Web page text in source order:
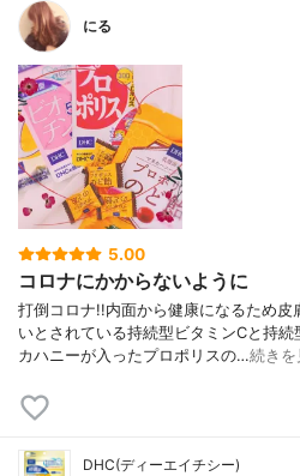
にる
5.00
コロナにかからないように
打倒コロナ!!内面から健康になるため皮
いとされている持続型ビタミンCと持
カハニーが入ったプロポリスの…続きを
DHC(ディーエイチシー)